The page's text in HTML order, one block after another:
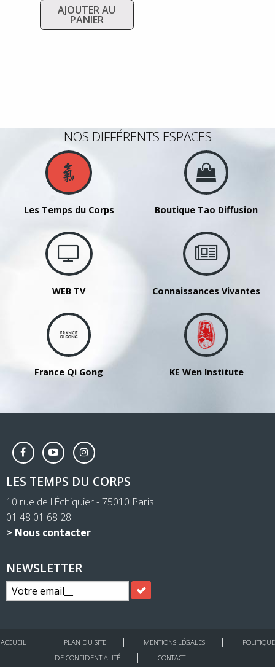
AJOUTER AU
PANIER
NOS DIFFÉRENTS ESPACES
Les Temps du Corps Boutique Tao Diffusion
WEB TV Connaissances Vivantes
France Qi Gong KE Wen Institute
LES TEMPS DU CORPS
10 rue de l'Échiquier - 75010 Paris
01 48 01 68 28
> Nous contacter
NEWSLETTER
ACCUEIL PLAN DU SITE MENTIONS LÉGALES
POLITIQUE
DE CONFIDENTIALITÉ
CONTACT